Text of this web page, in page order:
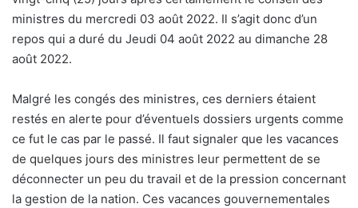
ministres du mercredi 03 août 2022. Il s’agit donc d’un
repos qui a duré du Jeudi 04 août 2022 au dimanche 28
août 2022.
Malgré les congés des ministres, ces derniers étaient
restés en alerte pour d’éventuels dossiers urgents comme
ce fut le cas par le passé. Il faut signaler que les vacances
de quelques jours des ministres leur permettent de se
déconnecter un peu du travail et de la pression concernant
la gestion de la nation. Ces vacances gouvernementales